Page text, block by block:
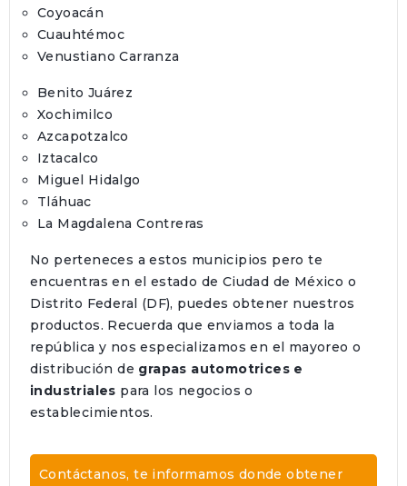
Coyoacán
Cuauhtémoc
Venustiano Carranza
Benito Juárez
Xochimilco
Azcapotzalco
Iztacalco
Miguel Hidalgo
Tláhuac
La Magdalena Contreras
No perteneces a estos municipios pero te
encuentras en el estado de Ciudad de México o
Distrito Federal (DF), puedes obtener nuestros
productos. Recuerda que enviamos a toda la
república y nos especializamos en el mayoreo o
distribución de grapas automotrices e
industriales para los negocios o
establecimientos.
Contáctanos, te informamos donde obtener